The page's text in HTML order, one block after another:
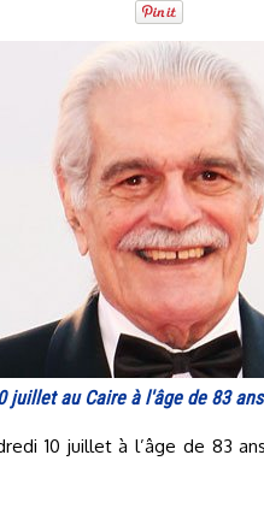
juillet au Caire à l'âge de 83
10 juillet à l’âge de 83